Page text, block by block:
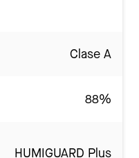
Clase A
88%
HUMIGUARD Plus